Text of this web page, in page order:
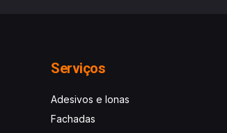
Serviços
Adesivos e lonas
Fachadas